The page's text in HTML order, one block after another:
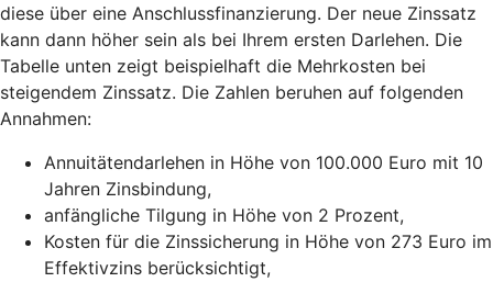
diese über eine Anschlussfinanzierung. Der neue Zinssatz
kann dann höher sein als bei Ihrem ersten Darlehen. Die
Tabelle unten zeigt beispielhaft die Mehrkosten bei
steigendem Zinssatz. Die Zahlen beruhen auf folgenden
Annahmen:
Annuitätendarlehen in Höhe von 100.000 Euro mit 10
Jahren Zinsbindung,
anfängliche Tilgung in Höhe von 2 Prozent,
Kosten für die Zinssicherung in Höhe von 273 Euro im
Effektivzins berücksichtigt,